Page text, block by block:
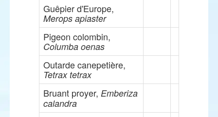
Guêpier d'Europe,
Merops apiaster
Pigeon colombin,
Columba oenas
Outarde canepetière,
Tetrax tetrax
Bruant proyer, Emberiza
calandra